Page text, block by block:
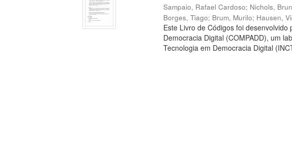
Sampaio, Rafael Cardoso; Nichols,
Borges, Tiago; Brum, Murilo; Hausen,
Este Livro de Códigos foi
Democracia Digital (COMPADD), um
Tecnologia em Democracia Digital